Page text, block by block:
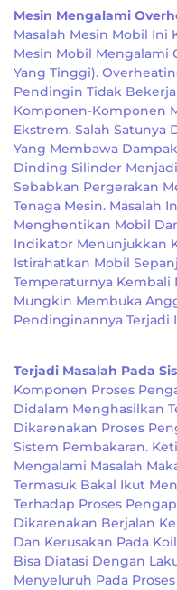
Mesin Mengalami
Masalah Mesin Mobil Ini
Mesin Mobil Mengalami
Yang Tinggi).
Pendingin Tidak
Komponen-Komponen
Ekstrem. Salah Satunya
Yang Membawa
Dinding Silinder
Sebabkan Pergerakan
Tenaga Mesin. Masalah
Menghentikan Mobil
Indikator Menunjukkan
Istirahatkan Mobil
Temperaturnya Kembali
Mungkin Membuka
Pendinginannya Terjadi
Terjadi Masalah Pada
Komponen Proses
Didalam Menghasilkan
Dikarenakan Proses
Sistem Pembakaran.
Mengalami Masalah
Termasuk Bakal Ikut
Terhadap Proses
Dikarenakan Berjalan
Dan Kerusakan Pada
Bisa Diatasi Dengan
Menyeluruh Pada